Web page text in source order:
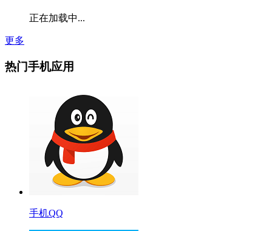
正在加载中...
更多
热门手机应用
手机QQ